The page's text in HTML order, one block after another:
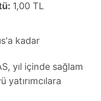
1,00 TL
kadar
yıl içinde sağlam